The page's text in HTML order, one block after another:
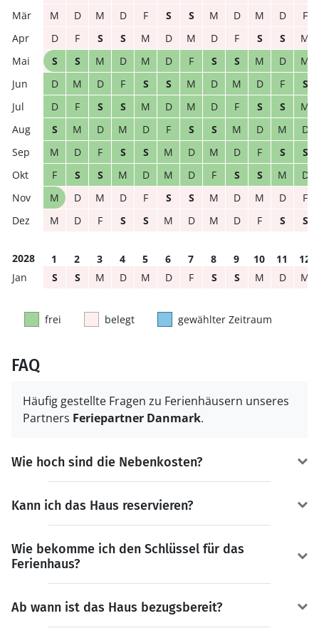
M
D M D F S S M D M D
F
D
F S S M D M D F S S
M
S
S M D M D F S S M D
M
D
M D F S S M D M D F
S
D
F S S M D M D F S S
M
S
M D M D F S S M D M
D
M
D F S S M D M D F S
S
F
S S M D M D F S S M
D
M
D M D F S S M D M D
F
M
D F S S M D M D F S S
2028 1 2 3 4 5 6 7 8 9 10 11
12
S
S M D M D F S S M D M
frei belegt gewählter Zeitraum
FAQ
Häufig gestellte Fragen zu Ferienhäusern unseres
Partners Feriepartner Danmark.
Wie hoch sind die Nebenkosten?
Kann ich das Haus reservieren?
Wie bekomme ich den Schlüssel für das
Ferienhaus?
Ab wann ist das Haus bezugsbereit?